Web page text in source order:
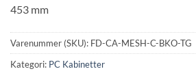
453 mm
Varenummer (SKU): FD-CA-MESH-C-BKO-TG
Kategori: PC Kabinetter